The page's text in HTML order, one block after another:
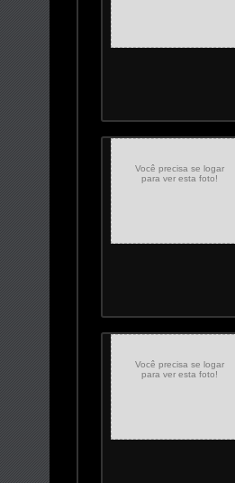
Você precisa se logar
para ver esta foto!
Você precisa se logar
para ver esta foto!